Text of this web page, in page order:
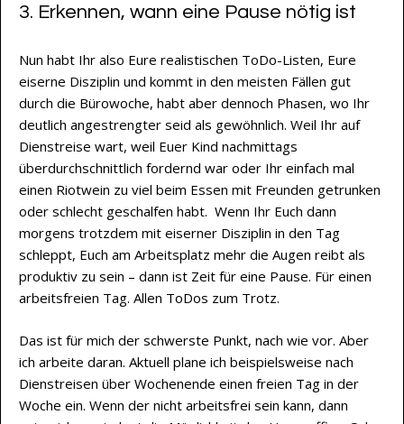
3. Erkennen, wann eine Pause nötig ist
Nun habt Ihr also Eure realistischen ToDo-Listen, Eure
eiserne Disziplin und kommt in den meisten Fällen gut
durch die Bürowoche, habt aber dennoch Phasen, wo Ihr
deutlich angestrengter seid als gewöhnlich. Weil Ihr auf
Dienstreise wart, weil Euer Kind nachmittags
überdurchschnittlich fordernd war oder Ihr einfach mal
einen Riotwein zu viel beim Essen mit Freunden getrunken
oder schlecht geschalfen habt. Wenn Ihr Euch dann
morgens trotzdem mit eiserner Disziplin in den Tag
schleppt, Euch am Arbeitsplatz mehr die Augen reibt als
produktiv zu sein – dann ist Zeit für eine Pause. Für einen
arbeitsfreien Tag. Allen ToDos zum Trotz.
Das ist für mich der schwerste Punkt, nach wie vor. Aber
ich arbeite daran. Aktuell plane ich beispielsweise nach
Dienstreisen über Wochenende einen freien Tag in der
Woche ein. Wenn der nicht arbeitsfrei sein kann, dann